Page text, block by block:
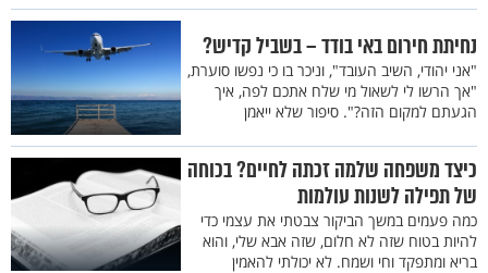
נחיתת חירום באי בודד – בשביל קדיש?
"אני יהודי, השיב העובד", וניכר בו כי נפשו סוערת,
"אך הרשו לי לשאול מי שלח אתכם לפה, איך
הגעתם למקום הזה?". סיפור שלא ייאמן
כיצד משפחה שלמה זכתה לחיים? בכוחה
של תפילה לשנות עולמות
כמה פעמים במשך הביקור צבטתי את עצמי כדי
להיות בטוח שזה לא חלום, שזה אבא שלי, והוא
בריא ומתפקד וחי ושמח. לא יכולתי להאמין